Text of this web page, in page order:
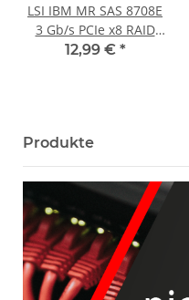
LSI IBM MR SAS 8708E
3 Gb/s PCIe x8 RAID
Controller +BBU FRU
12,99 € *
Produkte